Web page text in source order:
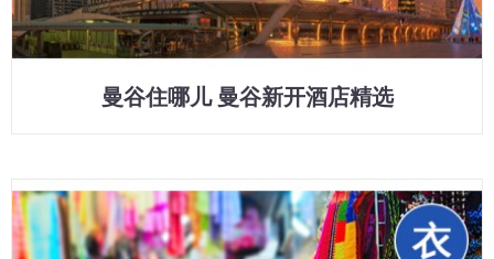
曼谷住哪儿 曼谷新开酒店精选